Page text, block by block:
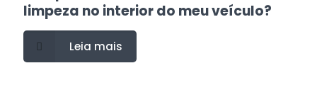
limpeza no interior do meu veículo?
Leia mais